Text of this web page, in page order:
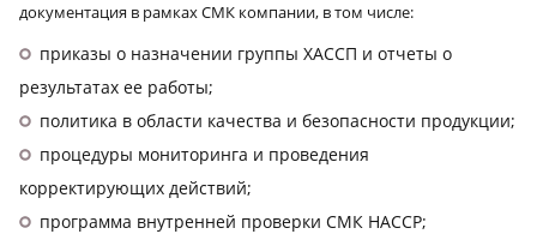
документация в рамках СМК компании, в том числе:
приказы о назначении группы ХАССП и отчеты о
результатах ее работы;
политика в области качества и безопасности продукции;
процедуры мониторинга и проведения
корректирующих действий;
программа внутренней проверки СМК HACCP;